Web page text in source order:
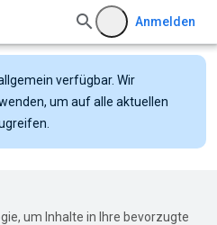
Anmelden
verfügbar. Wir
um auf alle aktuellen
um Inhalte in Ihre bevorzugte